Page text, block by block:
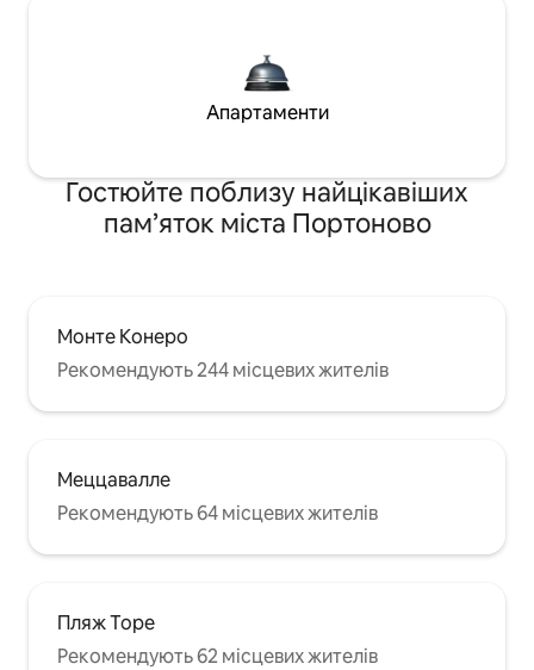
Апартаменти
Гостюйте поблизу найцікавіших
пам’яток міста Портоново
Монте Конеро
Рекомендують 244 місцевих жителів
Меццавалле
Рекомендують 64 місцевих жителів
Пляж Торе
Рекомендують 62 місцевих жителів